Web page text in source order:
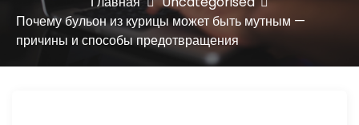
Почему бульон из курицы может быть мутным —
причины и способы предотвращения